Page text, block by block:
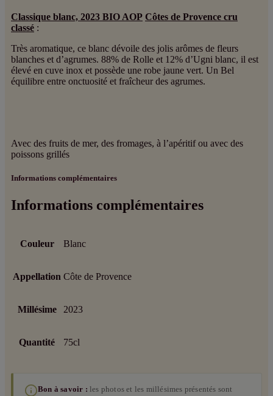
Classique blanc, 2023 BIO AOP Côtes de Provence cru
classé :
Très aromatique, ce blanc dévoile des jolis arômes de fleurs
blanches et d’agrumes. 88% de Rolle et 12% d’Ugni blanc, il est
élevé en cuve inox et possède une robe jaune vert. Un Bel
équilibre entre onctuosité et fraîcheur des agrumes.
Avec des fruits de mer, des fromages, à l’apéritif ou avec des
poissons grillés
Informations complémentaires
Informations complémentaires
Couleur Blanc
Appellation Côte de Provence
Millésime 2023
Quantité 75cl
Bon à savoir : les photos et les millésimes présentés sont